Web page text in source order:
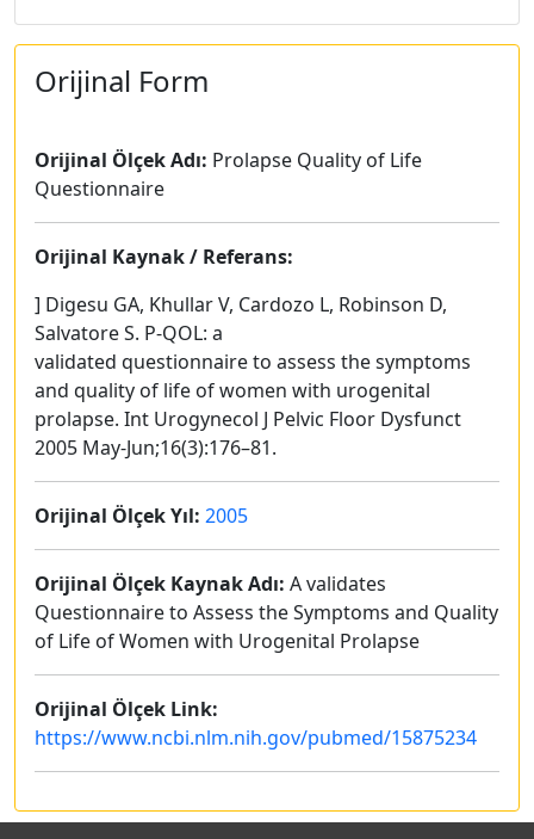
Orijinal Form
Orijinal Ölçek Adı: Prolapse Quality of Life
Questionnaire
Orijinal Kaynak / Referans:
] Digesu GA, Khullar V, Cardozo L, Robinson D,
Salvatore S. P-QOL: a
validated questionnaire to assess the symptoms
and quality of life of women with urogenital
prolapse. Int Urogynecol J Pelvic Floor Dysfunct
2005 May-Jun;16(3):176–81.
Orijinal Ölçek Yıl: 2005
Orijinal Ölçek Kaynak Adı: A validates
Questionnaire to Assess the Symptoms and Quality
of Life of Women with Urogenital Prolapse
Orijinal Ölçek Link:
https://www.ncbi.nlm.nih.gov/pubmed/15875234